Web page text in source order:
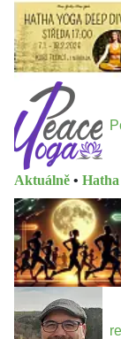
Aktuálně • Hatha